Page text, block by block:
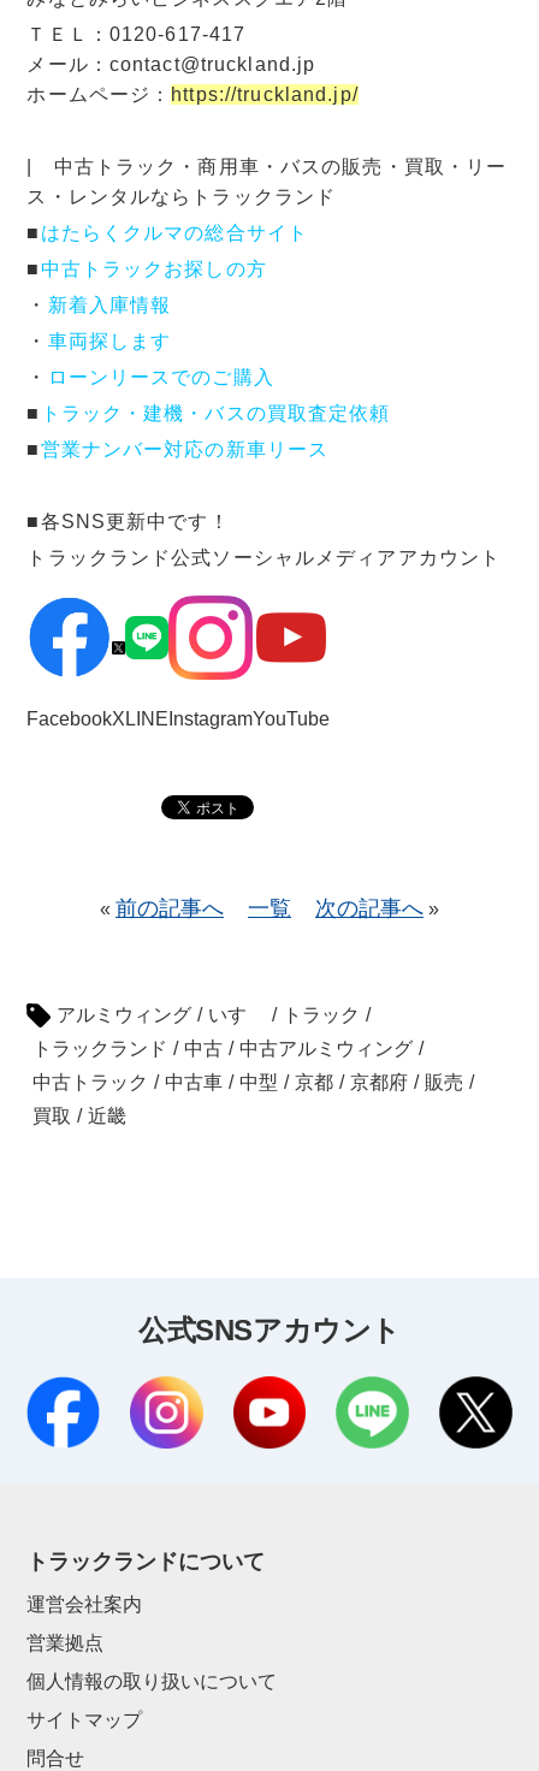
ＴＥＬ：0120-617-417
メール：contact@truckland.jp
ホームページ： https://truckland.jp/
| 中古トラック・商用車・バスの販売・買取・リー
ス・レンタルならトラックランド
■ はたらくクルマの総合サイト
■中古トラックお探しの方
・ 新着入庫情報
・ 車両探します
・
ローンリースでのご購入
■ トラック・建機・バスの買取査定依頼
■営業ナンバー対応の新車リース
■各SNS更新中です！
トラックランド公式ソーシャルメディアアカウント
FacebookX LINE InstagramYouTube
« 前の記事へ 一覧 次の記事へ »
アルミウィング / いすゞ / トラック /
トラックランド / 中古 / 中古アルミウィング /
中古トラック / 中古車 / 中型 / 京都 / 京都府 / 販売 /
買取 / 近畿
公式SNSアカウント
トラックランドについて
運営会社案内
営業拠点
個人情報の取り扱いについて
サイトマップ
問合せ